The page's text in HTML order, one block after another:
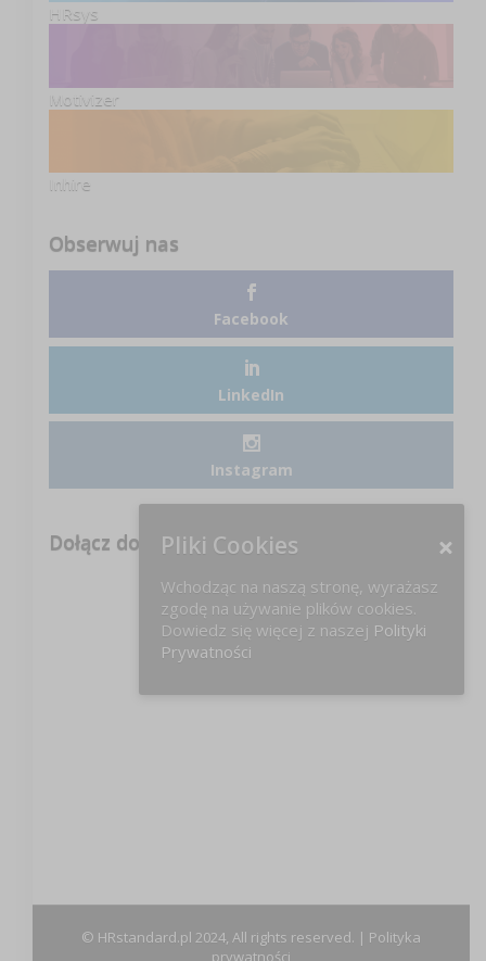
HRsys
Motivizer
Inhire
Obserwuj nas
Facebook
LinkedIn
Instagram
Dołącz do nas na FB!
© HRstandard.pl 2024, All rights reserved. | Polityka
prywatności
Pliki Cookies
Wchodząc na naszą stronę, wyrażasz
zgodę na używanie plików cookies.
Dowiedz się więcej z naszej Polityki
Prywatności